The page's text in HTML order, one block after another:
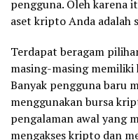
pengguna. Oleh karena
aset kripto Anda adalah
Terdapat beragam
masing-masing memiliki
Banyak pengguna baru
menggunakan bursa
pengalaman awal yang
mengakses kripto dan